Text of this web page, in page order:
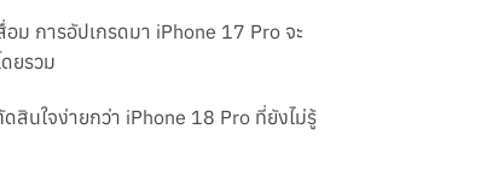
ม การอัปเกรดมา iPhone 17 Pro จะ
ยรวม
สินใจง่ายกว่า iPhone 18 Pro ที่ยังไม่รู้